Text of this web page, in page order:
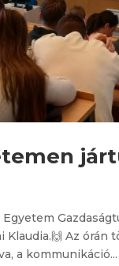
Klaudia.🙌 Az
a kommunikáció...